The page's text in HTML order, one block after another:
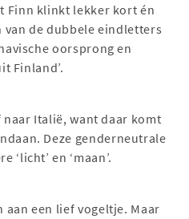
Finn klinkt lekker kort én
de dubbele eindletters
oorsprong en
Finland’.
Italië, want daar komt
Deze genderneutrale
‘licht’ en ‘maan’.
aan een lief vogeltje. Maar